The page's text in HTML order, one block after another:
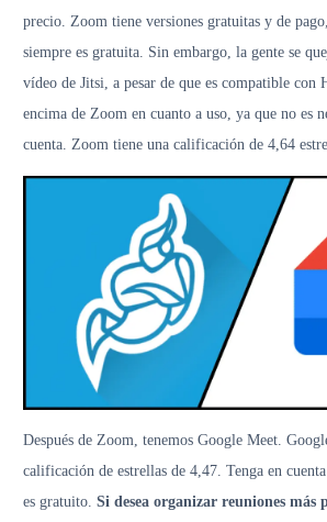
precio. Zoom tiene versiones gratuitas y de
siempre es gratuita. Sin embargo, la gente se
vídeo de Jitsi, a pesar de que es compatible con
encima de Zoom en cuanto a uso, ya que no es
cuenta. Zoom tiene una calificación de 4,64
Después de Zoom, tenemos Google Meet.
calificación de estrellas de 4,47. Tenga en
es gratuito. Si desea organizar reuniones más